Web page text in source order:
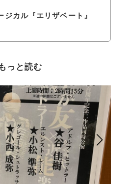
カル『エリザベート』
もっと読む